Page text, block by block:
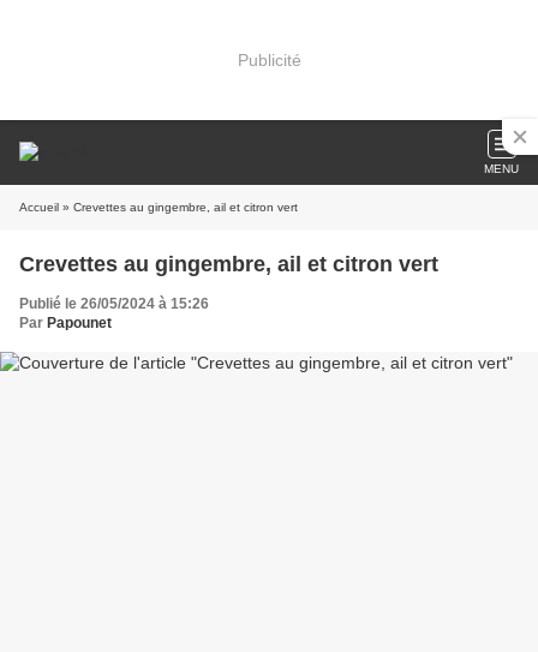
Publicité
MENU
Accueil » Crevettes au gingembre, ail et citron vert
Crevettes au gingembre, ail et citron vert
Publié le 26/05/2024 à 15:26
Par Papounet